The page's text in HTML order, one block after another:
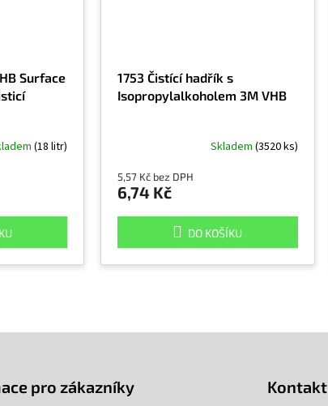
Surface
(18 litr)
1753 Čistící hadřík s
Isopropylalkoholem 3M VHB
Skladem (3520 ks)
5,57 Kč bez DPH
6,74 Kč
DO KOŠÍKU
pro zákazníky Kontakt